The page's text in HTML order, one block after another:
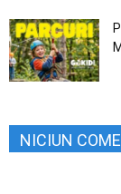
NICIUN